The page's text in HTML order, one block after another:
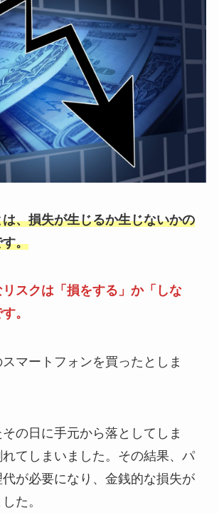
、損失が生じるか生じないかの
す。
スクは「損をする」か「しな
。
マートフォンを買ったとしま
の日に手元から落としてしま
てしまいました。その結果、パ
が必要になり、金銭的な損失が
た。